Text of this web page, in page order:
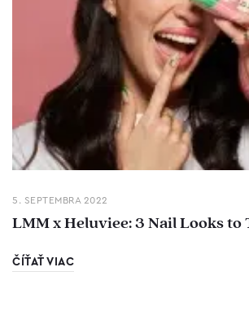
5. SEPTEMBRA 2022
LMM x Heluviee: 3 Nail Looks to
ČÍŤAŤ VIAC